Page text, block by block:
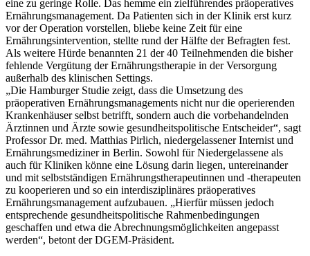
eine zu geringe Rolle. Das hemme ein zielführendes präoperatives
Ernährungsmanagement. Da Patienten sich in der Klinik erst kurz
vor der Operation vorstellen, bliebe keine Zeit für eine
Ernährungsintervention, stellte rund der Hälfte der Befragten fest.
Als weitere Hürde benannten 21 der 40 Teilnehmenden die bisher
fehlende Vergütung der Ernährungstherapie in der Versorgung
außerhalb des klinischen Settings.
„Die Hamburger Studie zeigt, dass die Umsetzung des
präoperativen Ernährungsmanagements nicht nur die operierenden
Krankenhäuser selbst betrifft, sondern auch die vorbehandelnden
Ärztinnen und Ärzte sowie gesundheitspolitische Entscheider“, sagt
Professor Dr. med. Matthias Pirlich, niedergelassener Internist und
Ernährungsmediziner in Berlin. Sowohl für Niedergelassene als
auch für Kliniken könne eine Lösung darin liegen, untereinander
und mit selbstständigen Ernährungstherapeutinnen und -therapeuten
zu kooperieren und so ein interdisziplinäres präoperatives
Ernährungsmanagement aufzubauen. „Hierfür müssen jedoch
entsprechende gesundheitspolitische Rahmenbedingungen
geschaffen und etwa die Abrechnungsmöglichkeiten angepasst
werden“, betont der DGEM-Präsident.